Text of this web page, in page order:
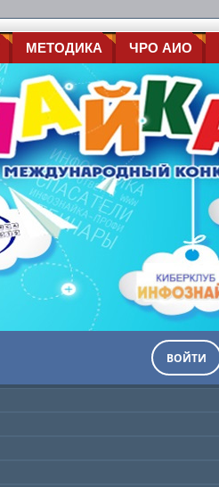
МЕТОДИКА ЧРО АИО
ВОЙТИ